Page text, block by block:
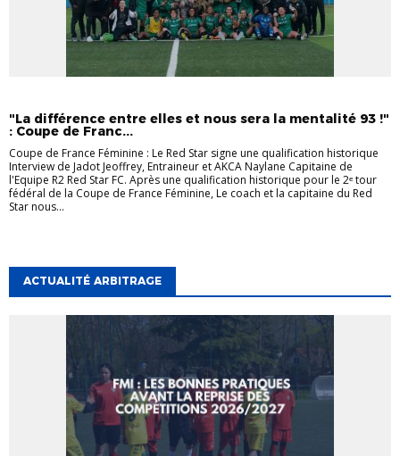
"La différence entre elles et nous sera la mentalité 93 !"
: Coupe de Franc...
Coupe de France Féminine : Le Red Star signe une qualification historique
Interview de Jadot Jeoffrey, Entraineur et AKCA Naylane Capitaine de
l'Equipe R2 Red Star FC. Après une qualification historique pour le 2ᵉ tour
fédéral de la Coupe de France Féminine, Le coach et la capitaine du Red
Star nous...
ACTUALITÉ ARBITRAGE